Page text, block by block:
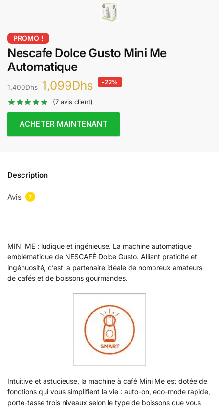
PROMO !
Nescafe Dolce Gusto Mini Me
Automatique
1,400Dhs 1,099Dhs -22%
(7 avis client)
ACHETER MAINTENANT
Description
Avis 7
MINI ME : ludique et ingénieuse. La machine automatique
emblématique de NESCAFÉ Dolce Gusto. Alliant praticité et
ingénuosité, c’est la partenaire idéale de nombreux amateurs
de cafés et de boissons gourmandes.
Intuitive et astucieuse, la machine à café Mini Me est dotée de
fonctions qui vous simplifient la vie : auto-on, eco-mode rapide,
porte-tasse trois niveaux selon le type de boissons que vous